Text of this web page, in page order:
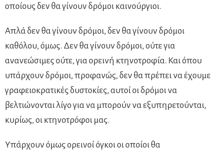
οποίους δεν θα γίνουν δρόμοι καινούργιοι.
Απλά δεν θα γίνουν δρόμοι, δεν θα γίνουν δρόμοι
καθόλου, όμως. Δεν θα γίνουν δρόμοι, ούτε για
ανανεώσιμες ούτε, για ορεινή κτηνοτροφία. Και όπου
υπάρχουν δρόμοι, προφανώς, δεν θα πρέπει να έχουμε
γραφειοκρατικές δυστοκίες, αυτοί οι δρόμοι να
βελτιώνονται λίγο για να μπορούν να εξυπηρετούνται,
κυρίως, οι κτηνοτρόφοι μας.
Υπάρχουν όμως ορεινοί όγκοι οι οποίοι θα